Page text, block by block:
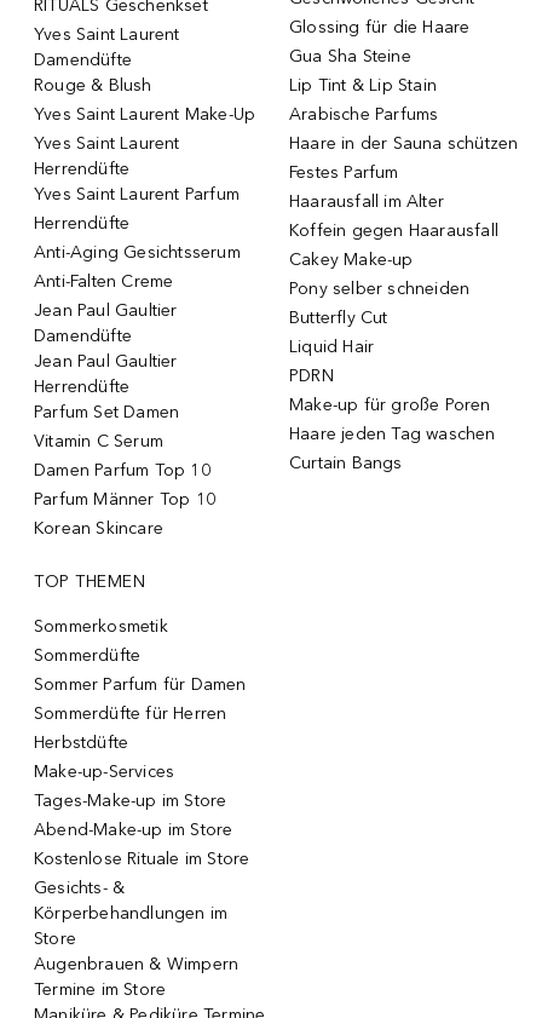
RITUALS Geschenkset
Yves Saint Laurent
Damendüfte
Rouge & Blush
Yves Saint Laurent Make-Up
Yves Saint Laurent
Herrendüfte
Yves Saint Laurent Parfum
Herrendüfte
Anti-Aging Gesichtsserum
Anti-Falten Creme
Jean Paul Gaultier
Damendüfte
Jean Paul Gaultier
Herrendüfte
Parfum Set Damen
Vitamin C Serum
Damen Parfum Top 10
Parfum Männer Top 10
Korean Skincare
Glossing für die Haare
Gua Sha Steine
Lip Tint & Lip Stain
Arabische Parfums
Haare in der Sauna schützen
Festes Parfum
Haarausfall im Alter
Koffein gegen Haarausfall
Cakey Make-up
Pony selber schneiden
Butterfly Cut
Liquid Hair
PDRN
Make-up für große Poren
Haare jeden Tag waschen
Curtain Bangs
TOP THEMEN
Sommerkosmetik
Sommerdüfte
Sommer Parfum für Damen
Sommerdüfte für Herren
Herbstdüfte
Make-up-Services
Tages-Make-up im Store
Abend-Make-up im Store
Kostenlose Rituale im Store
Gesichts- &
Körperbehandlungen im
Store
Augenbrauen & Wimpern
Termine im Store